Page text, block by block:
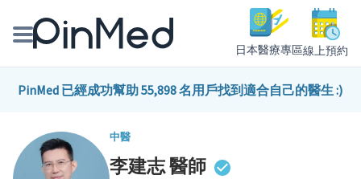
日本醫療專區線上預約
線上預約醫師、院所
醫師專欄專訪
健康主題館
PinMed 已經成功幫助 55,898 名用戶找到適合自己的醫生 :)
中醫
李建志醫師